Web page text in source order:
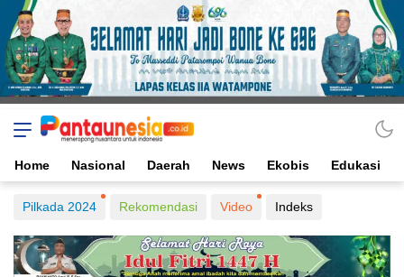
Home Nasional Daerah News Ekobis Edukasi
Pilkada 2024 Rekomendasi Video Indeks